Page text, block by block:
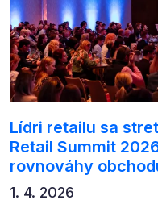
Lídri retailu sa
Retail Summit
rovnováhy
1. 4. 2026